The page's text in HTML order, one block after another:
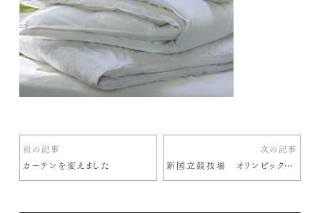
前の記事
カーテンを変えました
次の記事
新国立競技場 オリンピックスタジアム